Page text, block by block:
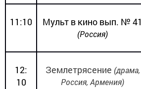
11:10 Мульт в кино вып. № 41
(Россия)
12:
10
Землетрясение (драма,
Россия, Армения)